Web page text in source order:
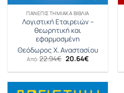
ΠΑΝΕΠΙΣΤΗΜΙΑΚΑ ΒΙΒΛΙΑ
Λογιστική Εταιρειών –
θεωρητική και
εφαρμοσμένη
Θεόδωρος Χ. Αναστασίου
Από:22.94€ Original
price
was:
20.64€Η
τιμή
20.64€.